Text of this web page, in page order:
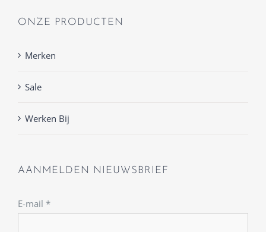
ONZE PRODUCTEN
Merken
Sale
Werken Bij
AANMELDEN NIEUWSBRIEF
E-mail *